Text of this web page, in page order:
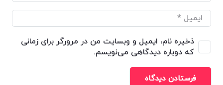
ذخیره نام، ایمیل و وبسایت من در مرورگر برای زمانی
که دوباره دیدگاهی می‌نویسم.
فرستادن دیدگاه